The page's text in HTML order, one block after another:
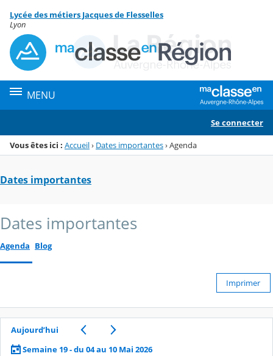
Menu de la rubrique
Contenu
Lycée des métiers Jacques de Flesselles
Lyon
MENU
Se connecter
Vous êtes ici : Accueil› Dates importantes›Agenda
Dates importantes
Dates importantes
Agenda Blog
Imprimer
Aujourd’hui
Semaine 19 - du 04 au 10 Mai 2026